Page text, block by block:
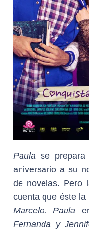
Paula se
aniversario a su
de novelas. Pero
cuenta que éste la
Marcelo. Paula
Fernanda y